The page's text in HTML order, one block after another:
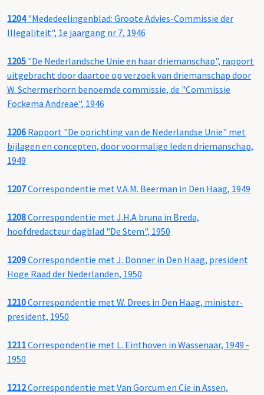
1204"Mededeelingenblad: Groote Advies-Commissie der
Illegaliteit", 1e jaargang nr 7, 1946
1205 "De Nederlandsche Unie en haar driemanschap", rapport
uitgebracht door daartoe op verzoek van driemanschap door
W. Schermerhorn benoemde commissie, de "Commissie
Fockema Andreae", 1946
1206 Rapport "De oprichting van de Nederlandse Unie" met
bijlagen en concepten, door voormalige leden driemanschap,
1949
1207Correspondentie met V.A.M. Beerman in Den Haag, 1949
1208Correspondentie met J.H.A bruna in Breda,
hoofdredacteur dagblad "De Stem", 1950
1209Correspondentie met J. Donner in Den Haag, president
Hoge Raad der Nederlanden, 1950
1210Correspondentie met W. Drees in Den Haag, minister-
president, 1950
1211Correspondentie met L. Einthoven in Wassenaar, 1949 -
1950
1212Correspondentie met Van Gorcum en Cie in Assen,